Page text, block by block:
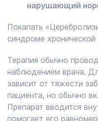
нарушающий
Покапать
синдроме хронической
Терапия обычно
наблюдением врача.
зависит от тяжести
пациента, но обычно
Препарат вводится
помогает его